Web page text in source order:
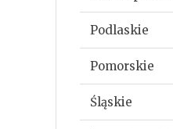
Podlaskie
Pomorskie
Śląskie